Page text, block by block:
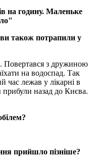
на годину. Маленьке
також потрапили у
Повертався з дружиною
на водоспад. Так
лежав у лікарні в
назад до Києва.
прийшло пізніше?